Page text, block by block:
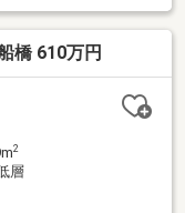
五所川原中央店まで
4丁目店まで約420m
途地域がまたがっ
種低層住居専用地域
橋 610万円
2
層